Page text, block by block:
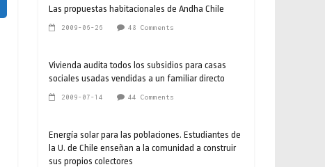
Las propuestas habitacionales de Andha Chile
2009-06-26 48 Comments
Vivienda audita todos los subsidios para casas
sociales usadas vendidas a un familiar directo
2009-07-14 44 Comments
Energía solar para las poblaciones. Estudiantes de
la U. de Chile enseñan a la comunidad a construir
sus propios colectores